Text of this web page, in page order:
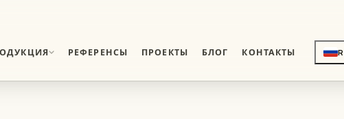
РЕФЕРЕНСЫ ПРОЕКТЫ БЛОГ КОНТАКТЫ